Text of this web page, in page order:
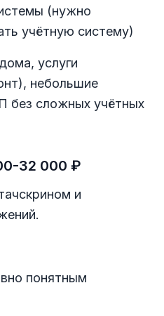
(нужно
учётную систему)
услуги
небольшие
без сложных учётных
32 000 ₽
и
понятным